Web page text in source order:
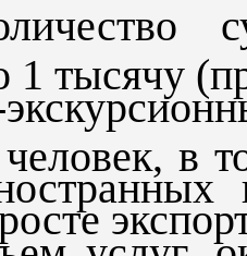
1 тысячу
в